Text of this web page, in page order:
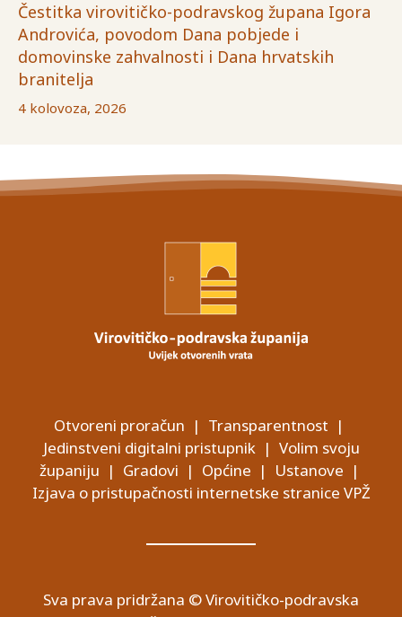
Čestitka virovitičko-podravskog župana Igora
Androvića, povodom Dana pobjede i
domovinske zahvalnosti i Dana hrvatskih
branitelja
4 kolovoza, 2026
Otvoreni proračun | Transparentnost |
Jedinstveni digitalni pristupnik| Volim svoju
županiju | Gradovi | Općine | Ustanove |
Izjava o pristupačnosti internetske stranice VPŽ
Sva prava pridržana © Virovitičko-podravska